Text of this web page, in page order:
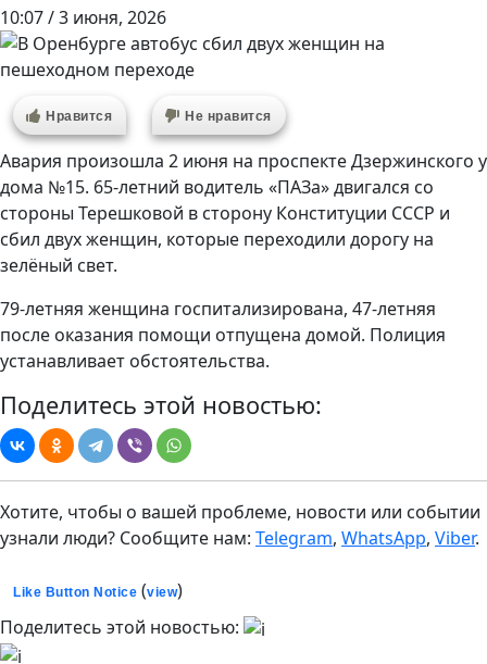
10:07 / 3 июня, 2026
Нравится Не нравится
Авария произошла 2 июня на проспекте Дзержинского у
дома №15. 65-летний водитель «ПАЗа» двигался со
стороны Терешковой в сторону Конституции СССР и
сбил двух женщин, которые переходили дорогу на
зелёный свет.
79-летняя женщина госпитализирована, 47-летняя
после оказания помощи отпущена домой. Полиция
устанавливает обстоятельства.
Поделитесь этой новостью:
Хотите, чтобы о вашей проблеме, новости или событии
узнали люди? Сообщите нам: Telegram, WhatsApp, Viber.
Like Button Notice (view)
Поделитесь этой новостью: